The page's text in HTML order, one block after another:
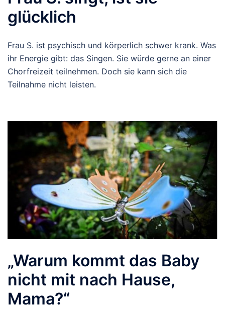
glücklich
Frau S. ist psychisch und körperlich schwer krank. Was
ihr Energie gibt: das Singen. Sie würde gerne an einer
Chorfreizeit teilnehmen. Doch sie kann sich die
Teilnahme nicht leisten.
„Warum kommt das Baby
nicht mit nach Hause,
Mama?“